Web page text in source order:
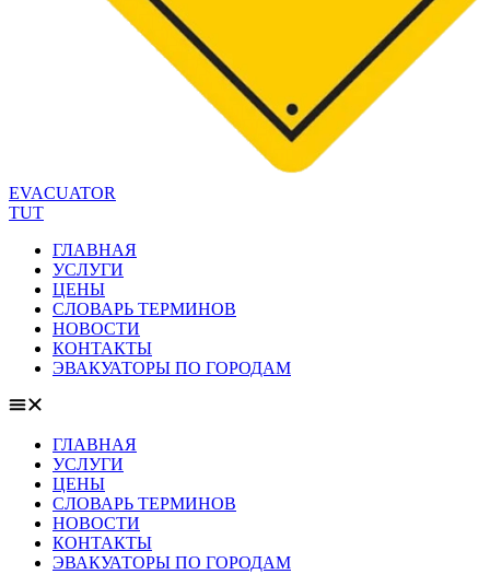
EVACUATOR
TUT
ГЛАВНАЯ
УСЛУГИ
ЦЕНЫ
СЛОВАРЬ ТЕРМИНОВ
НОВОСТИ
КОНТАКТЫ
ЭВАКУАТОРЫ ПО ГОРОДАМ
ГЛАВНАЯ
УСЛУГИ
ЦЕНЫ
СЛОВАРЬ ТЕРМИНОВ
НОВОСТИ
КОНТАКТЫ
ЭВАКУАТОРЫ ПО ГОРОДАМ